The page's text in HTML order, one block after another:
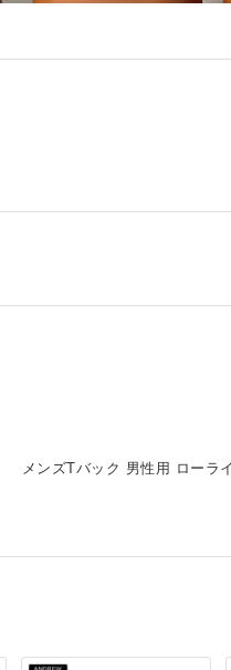
メンズTバック 男性用 ローラ